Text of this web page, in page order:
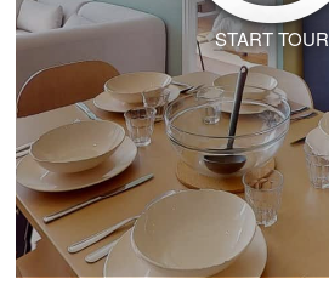
START TOUR